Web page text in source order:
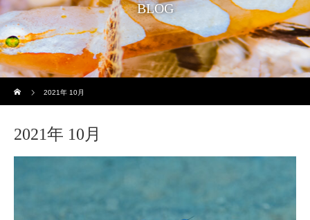
BLOG
2021年 10月
2021年 10月